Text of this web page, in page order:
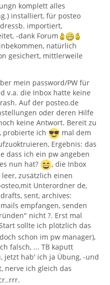
komplett alles
installiert, für posteo
importiert,
-dank Forum
natürlich
gesichert, mittlerweile
mein password/PW für
v.a. die Inbox hatte keine
Auf der posteo.de
oder deren Hilfe
keine Antwort. Bereit zu
probierte ich
mal dem
Ergebnis: das
dass ich ein pw angeben
nun hat?
, die Inbox
zusätzlich einen
Unterordner de,
sent, archives:
empfangen, senden
nicht ?. Erst mal
sollte ich plötzlich das
schon im pw manager),
falsch, ... TB kaputt
jetzt hab' ich ja Übung, -und
nerve ich gleich das